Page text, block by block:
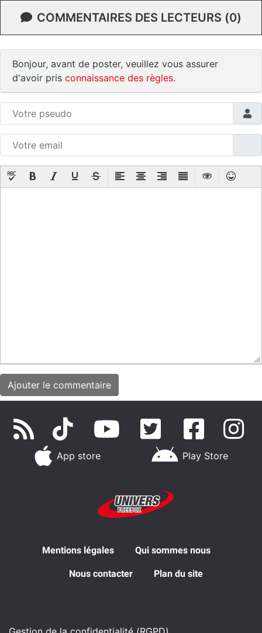
COMMENTAIRES DES LECTEURS (0)
Bonjour, avant de poster, veuillez vous assurer
d'avoir pris connaissance des règles.
App store Play Store
Mentions légales Qui sommes nous
Nous contacter Plan du site